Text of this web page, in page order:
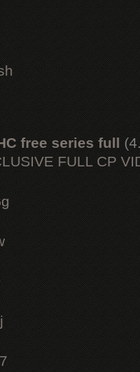
free series full
FULL CP